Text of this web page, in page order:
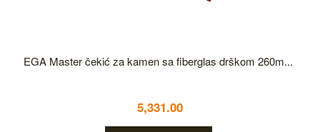
EGA Master čekić za kamen sa fiberglas drškom 260m...
5,331.00